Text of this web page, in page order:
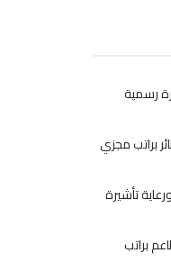
رسمية
براتب مجزي
تأشيرة
براتب